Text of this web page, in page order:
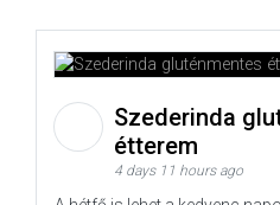
Szederinda
étterem
4 days 11 hours ago